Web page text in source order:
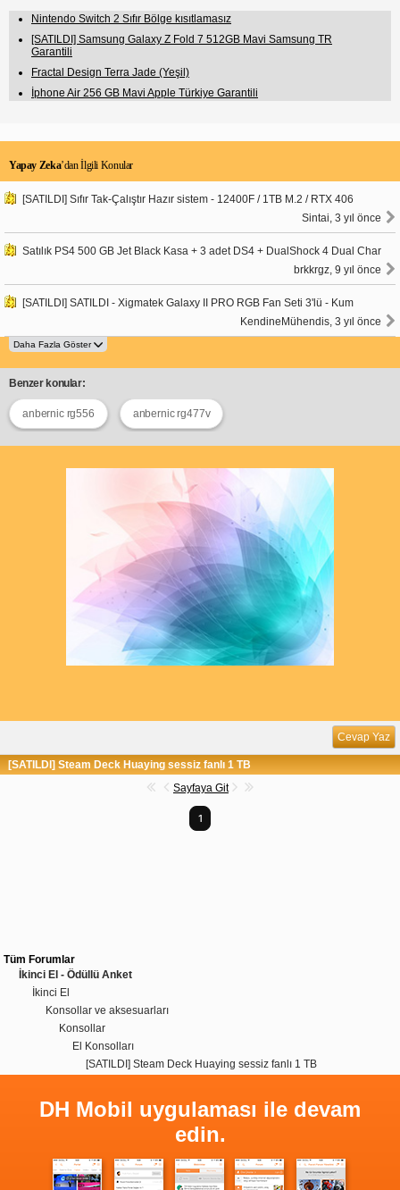
Nintendo Switch 2 Sıfır Bölge kısıtlamasız
[SATILDI] Samsung Galaxy Z Fold 7 512GB Mavi Samsung TR
Garantili
Fractal Design Terra Jade (Yeşil)
İphone Air 256 GB Mavi Apple Türkiye Garantili
Yapay Zeka’dan İlgili Konular
[SATILDI] Sıfır Tak-Çalıştır Hazır sistem - 12400F / 1TB M.2 / RTX 406
Sintai, 3 yıl önce
Satılık PS4 500 GB Jet Black Kasa + 3 adet DS4 + DualShock 4 Dual Char
brkkrgz, 9 yıl önce
[SATILDI] SATILDI - Xigmatek Galaxy II PRO RGB Fan Seti 3'lü - Kum
KendineMühendis, 3 yıl önce
Benzer konular:
anbernic rg556 anbernic rg477v
Cevap Yaz
[SATILDI] Steam Deck Huaying sessiz fanlı 1 TB
Sayfaya Git
1
Tüm Forumlar
İkinci El - Ödüllü Anket
İkinci El
Konsollar ve aksesuarları
Konsollar
El Konsolları
[SATILDI] Steam Deck Huaying sessiz fanlı 1 TB
DH Mobil uygulaması ile devam
edin.